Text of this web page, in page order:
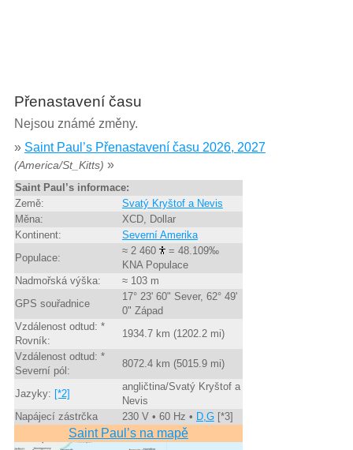
Přenastavení času
Nejsou známé změny.
» Saint Paul’s Přenastavení času 2026, 2027
(America/St_Kitts) »
Saint Paul’s informace:
Země:
Svatý Kryštof a Nevis
Měna:
XCD, Dollar
Kontinent:
Severní Amerika
Populace:
≈ 2 460
= 48.109‰
KNA Populace
Nadmořská výška:
≈ 103 m
GPS souřadnice
17° 23' 60" Sever, 62° 49'
0" Západ
Vzdálenost odtud: *
Rovník:
1934.7 km (1202.2 mi)
Vzdálenost odtud: *
Severní pól:
8072.4 km (5015.9 mi)
Jazyky: [*2]
angličtina/Svatý Kryštof a
Nevis
Napájecí zástrčka
230 V • 60 Hz • D,G[*3]
Saint Paul’s na mapě